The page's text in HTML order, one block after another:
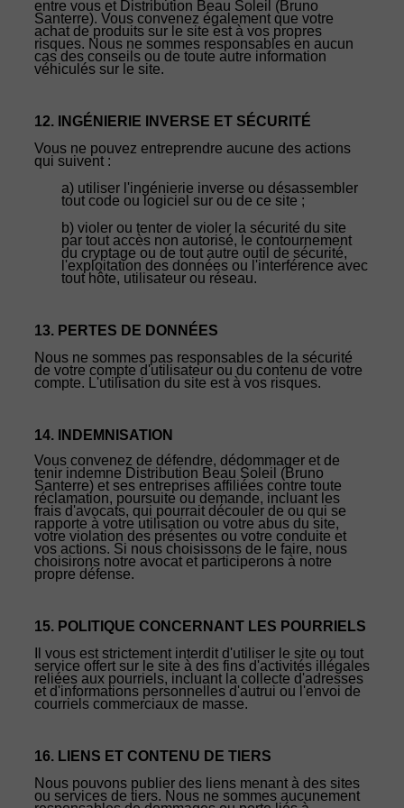
entre vous et Distribution Beau Soleil (Bruno
Santerre). Vous convenez également que votre
achat de produits sur le site est à vos propres
risques. Nous ne sommes responsables en aucun
cas des conseils ou de toute autre information
véhiculés sur le site.
12. INGÉNIERIE INVERSE ET SÉCURITÉ
Vous ne pouvez entreprendre aucune des actions
qui suivent :
a) utiliser l'ingénierie inverse ou désassembler
tout code ou logiciel sur ou de ce site ;
b) violer ou tenter de violer la sécurité du site
par tout accès non autorisé, le contournement
du cryptage ou de tout autre outil de sécurité,
l'exploitation des données ou l'interférence avec
tout hôte, utilisateur ou réseau.
13. PERTES DE DONNÉES
Nous ne sommes pas responsables de la sécurité
de votre compte d'utilisateur ou du contenu de votre
compte. L'utilisation du site est à vos risques.
14. INDEMNISATION
Vous convenez de défendre, dédommager et de
tenir indemne Distribution Beau Soleil (Bruno
Santerre) et ses entreprises affiliées contre toute
réclamation, poursuite ou demande, incluant les
frais d'avocats, qui pourrait découler de ou qui se
rapporte à votre utilisation ou votre abus du site,
votre violation des présentes ou votre conduite et
vos actions. Si nous choisissons de le faire, nous
choisirons notre avocat et participerons à notre
propre défense.
15. POLITIQUE CONCERNANT LES POURRIELS
Il vous est strictement interdit d'utiliser le site ou tout
service offert sur le site à des fins d'activités illégales
reliées aux pourriels, incluant la collecte d'adresses
et d'informations personnelles d'autrui ou l'envoi de
courriels commerciaux de masse.
16. LIENS ET CONTENU DE TIERS
Nous pouvons publier des liens menant à des sites
ou services de tiers. Nous ne sommes aucunement